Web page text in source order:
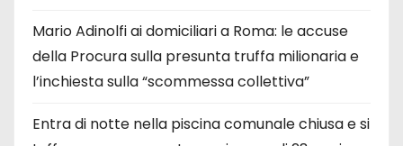
Mario Adinolfi ai domiciliari a Roma: le accuse
della Procura sulla presunta truffa milionaria e
l’inchiesta sulla “scommessa collettiva”
Entra di notte nella piscina comunale chiusa e si